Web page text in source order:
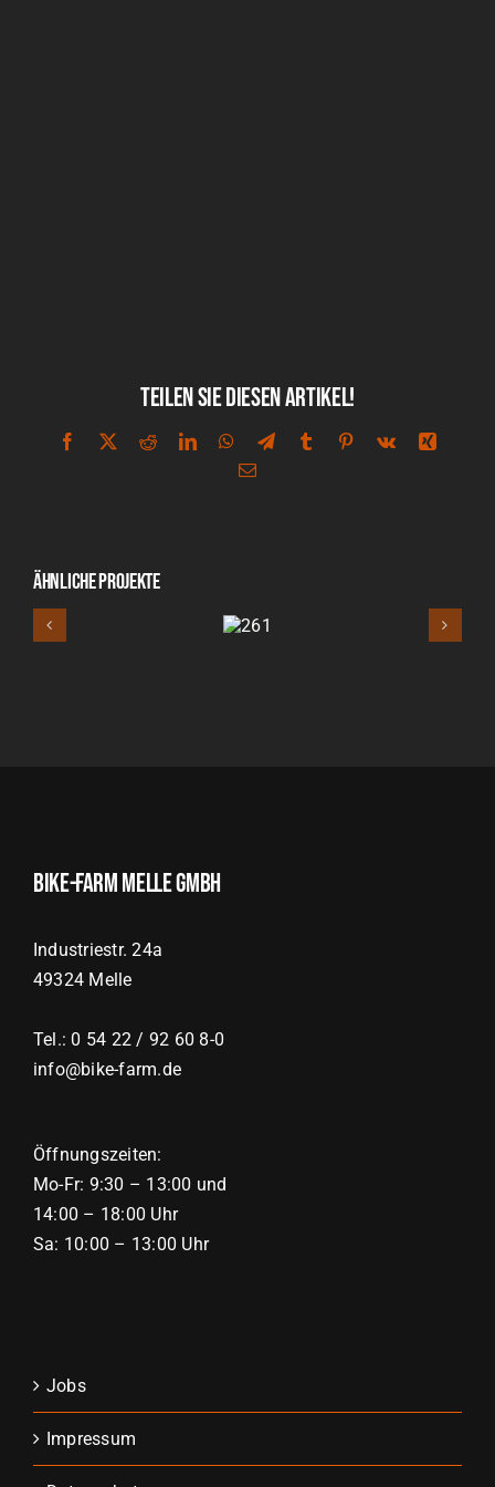
Teilen Sie diesen Artikel!
Facebook
X RedditLinkedInWhatsApp
TelegramTumblr Pinterest
Vk
Xing
E-
Ähnliche Projekte
Bike-Farm Melle GmbH
Industriestr. 24a
49324 Melle
Tel.: 0 54 22 / 92 60 8-0
info@bike-farm.de
Öffnungszeiten:
Mo-Fr: 9:30 – 13:00 und
14:00 – 18:00 Uhr
Sa: 10:00 – 13:00 Uhr
Jobs
Impressum